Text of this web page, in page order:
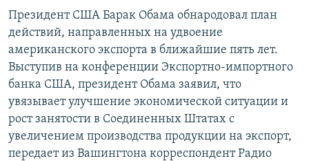
Вернутся
поиску
КАВКАЗ.РЕАЛИИ
СЕВЕР.РЕАЛИИ
СИБИРЬ.РЕАЛИИ
РАСПИСАНИЕ ВЕЩАНИЯ
ПОДПИШИТЕСЬ НА РАССЫЛКУ
СОЦИАЛЬНЫЕ СЕТИ
Президент США Барак Обама обнародовал план
действий, направленных на удвоение
американского экспорта в ближайшие пять лет.
Выступив на конференции Экспортно-импортного
банка США, президент Обама заявил, что
увязывает улучшение экономической ситуации и
рост занятости в Соединенных Штатах с
увеличением производства продукции на экспорт,
передает из Вашингтона корреспондент Радио